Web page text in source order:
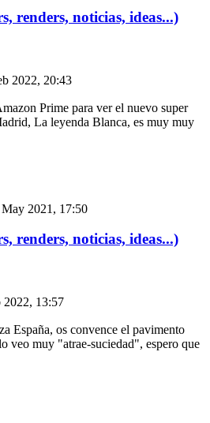
renders, noticias, ideas...)
2022, 20:43
Prime para ver el nuevo super
La leyenda Blanca, es muy muy
2021, 17:50
renders, noticias, ideas...)
2022, 13:57
España, os convence el pavimento
veo muy "atrae-suciedad", espero que